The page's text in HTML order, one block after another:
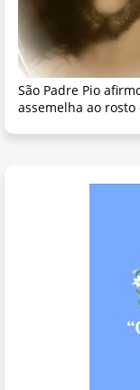
São Padre Pio
assemelha ao rosto